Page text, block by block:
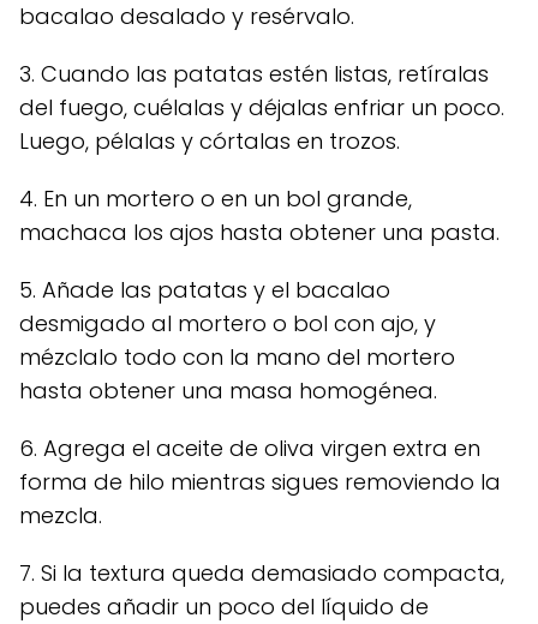
bacalao desalado y resérvalo.
3. Cuando las patatas estén listas, retíralas
del fuego, cuélalas y déjalas enfriar un poco.
Luego, pélalas y córtalas en trozos.
4. En un mortero o en un bol grande,
machaca los ajos hasta obtener una pasta.
5. Añade las patatas y el bacalao
desmigado al mortero o bol con ajo, y
mézclalo todo con la mano del mortero
hasta obtener una masa homogénea.
6. Agrega el aceite de oliva virgen extra en
forma de hilo mientras sigues removiendo la
mezcla.
7. Si la textura queda demasiado compacta,
puedes añadir un poco del líquido de